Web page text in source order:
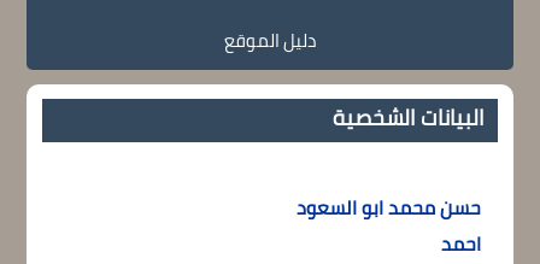
دليل الموقع
البيانات الشخصية
حسن محمد ابو السعود
احمد